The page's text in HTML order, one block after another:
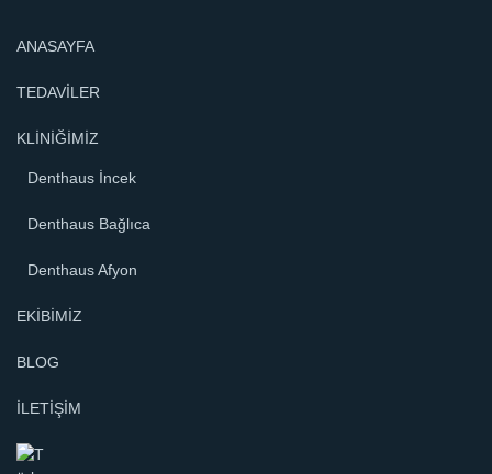
ANASAYFA
TEDAVİLER
KLİNİĞİMİZ
Denthaus İncek
Denthaus Bağlıca
Denthaus Afyon
EKİBİMİZ
BLOG
İLETİŞİM